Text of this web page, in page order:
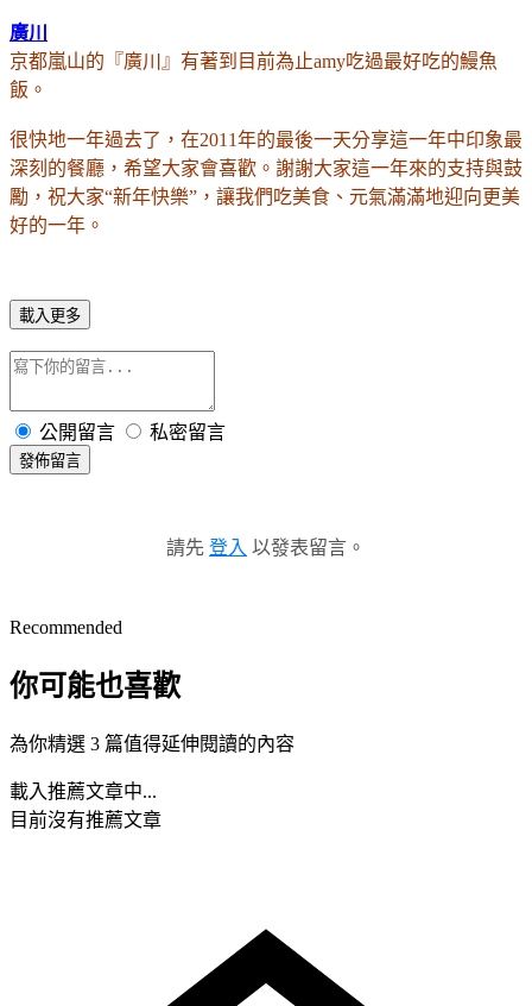
廣川
京都嵐山的 『廣川 』有著到目前為止amy吃過最好吃的鰻魚
飯。
很快地一年過去了，在2011年的最後一天分享這一年中印象最
深刻的餐廳，希望大家會喜歡。謝謝大家這一年來的支持與鼓
勵，祝大家“新年快樂”，讓我們吃美食、元氣滿滿地迎向更美
好的一年。
載入更多
公開留言 私密留言
發佈留言
請先 登入 以發表留言。
Recommended
你可能也喜歡
為你精選 3 篇值得延伸閱讀的內容
載入推薦文章中...
目前沒有推薦文章